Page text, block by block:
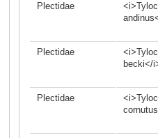
Plectidae
Plectidae
becki</
Plectidae